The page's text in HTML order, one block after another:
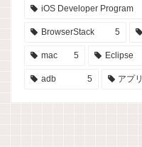
iOS Developer Program
BrowserStack 5
mac 5 Eclipse
adb 5 アプリ